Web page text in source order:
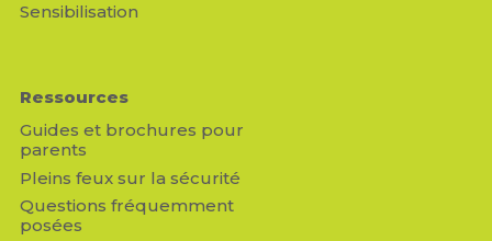
Sensibilisation
Ressources
Guides et brochures pour
parents
Pleins feux sur la sécurité
Questions fréquemment
posées